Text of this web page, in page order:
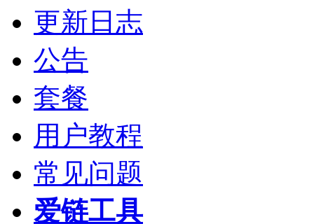
更新日志
公告
套餐
用户教程
常见问题
爱链工具